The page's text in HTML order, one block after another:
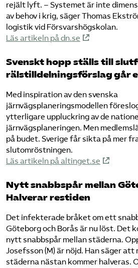
rejält lyft. – Systemet är inte
av behov i krig, säger Thomas
logistik vid Försvarshögskolan.
Läs artikeln på dn.se
Svenskt hopp ställs till
rälstilldelningsförslag går
Med inspiration av den svenska
järnvägsplaneringsmodellen
ytterligare uppluckring av de
järnvägsplaneringen. Men
på budet. Sverige får sikta på mer
slutomröstningen.
Läs artikeln på altinget.se
Nytt snabbspår mellan
Halverar restiden
Det infekterade bråket om ett
Göteborg och Borås är nu löst. Det
nytt snabbspår mellan städerna.
Josefsson (M) är nöjd. Han säger
städerna nästan kommer halveras.